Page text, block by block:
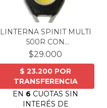
LINTERNA SPINIT MULTI
500R CON
ENCENDEDO...
$29.000